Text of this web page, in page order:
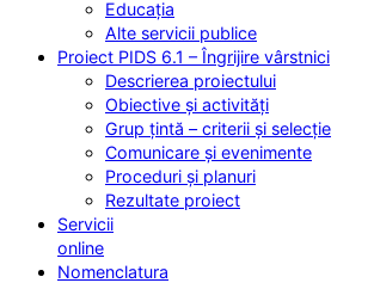
Educația
Alte servicii publice
Proiect PIDS 6.1 – Îngrijire vârstnici
Descrierea proiectului
Obiective și activități
Grup țintă – criterii și selecție
Comunicare și evenimente
Proceduri și planuri
Rezultate proiect
Servicii
online
Nomenclatura